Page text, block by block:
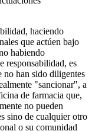
haciendo
que actúen bajo
habiendo
responsabilidad, es
no han sido diligentes
"sancionar", a
de farmacia que,
no pueden
sino de cualquier otro
o su comunidad